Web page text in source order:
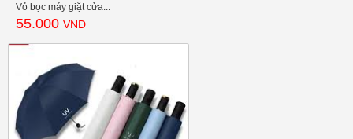
Vỏ bọc máy giặt cửa...
55.000 VNĐ